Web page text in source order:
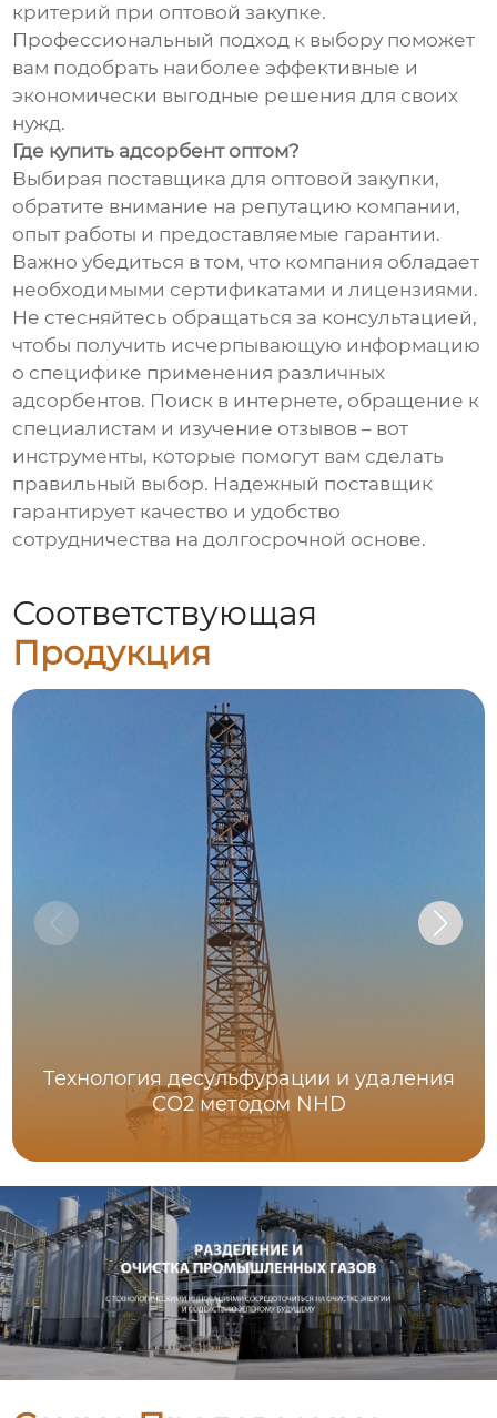
критерий при оптовой закупке.
Профессиональный подход к выбору поможет
вам подобрать наиболее эффективные и
экономически выгодные решения для своих
нужд.
Где купить адсорбент оптом?
Выбирая поставщика для оптовой закупки,
обратите внимание на репутацию компании,
опыт работы и предоставляемые гарантии.
Важно убедиться в том, что компания обладает
необходимыми сертификатами и лицензиями.
Не стесняйтесь обращаться за консультацией,
чтобы получить исчерпывающую информацию
о специфике применения различных
адсорбентов. Поиск в интернете, обращение к
специалистам и изучение отзывов – вот
инструменты, которые помогут вам сделать
правильный выбор. Надежный поставщик
гарантирует качество и удобство
сотрудничества на долгосрочной основе.
Соответствующая
Продукция
Технология десульфурации и удаления
СО2 методом NHD